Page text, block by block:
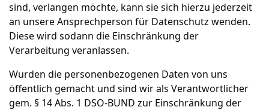
sind, verlangen möchte, kann sie sich hierzu jederzeit
an unsere Ansprechperson für Datenschutz wenden.
Diese wird sodann die Einschränkung der
Verarbeitung veranlassen.
Wurden die personenbezogenen Daten von uns
öffentlich gemacht und sind wir als Verantwortlicher
gem. § 14 Abs. 1 DSO-BUND zur Einschränkung der